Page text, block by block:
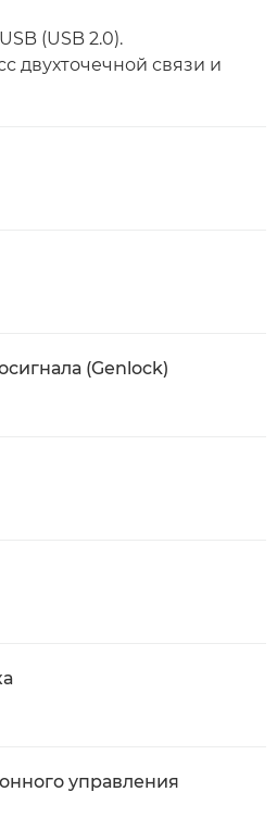
(USB 2.0).
двухточечной связи и
(Genlock)
управления